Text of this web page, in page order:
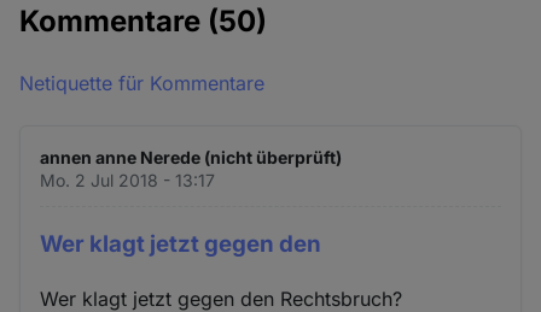
Kommentare (50)
Netiquette für Kommentare
annen anne Nerede (nicht überprüft)
Mo. 2 Jul 2018 - 13:17
Wer klagt jetzt gegen den
Wer klagt jetzt gegen den Rechtsbruch?